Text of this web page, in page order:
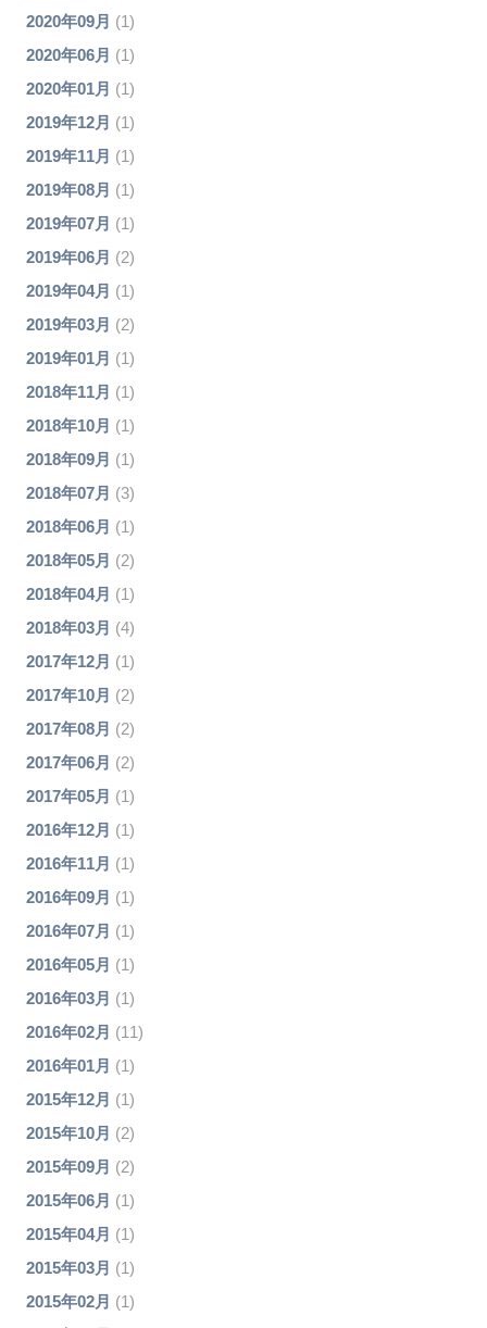
2020年09月 (1)
2020年06月 (1)
2020年01月 (1)
2019年12月 (1)
2019年11月 (1)
2019年08月 (1)
2019年07月 (1)
2019年06月 (2)
2019年04月 (1)
2019年03月 (2)
2019年01月 (1)
2018年11月 (1)
2018年10月 (1)
2018年09月 (1)
2018年07月 (3)
2018年06月 (1)
2018年05月 (2)
2018年04月 (1)
2018年03月 (4)
2017年12月 (1)
2017年10月 (2)
2017年08月 (2)
2017年06月 (2)
2017年05月 (1)
2016年12月 (1)
2016年11月 (1)
2016年09月 (1)
2016年07月 (1)
2016年05月 (1)
2016年03月 (1)
2016年02月 (11)
2016年01月 (1)
2015年12月 (1)
2015年10月 (2)
2015年09月 (2)
2015年06月 (1)
2015年04月 (1)
2015年03月 (1)
2015年02月 (1)